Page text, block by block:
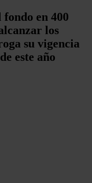
en 400
los
su vigencia
este año